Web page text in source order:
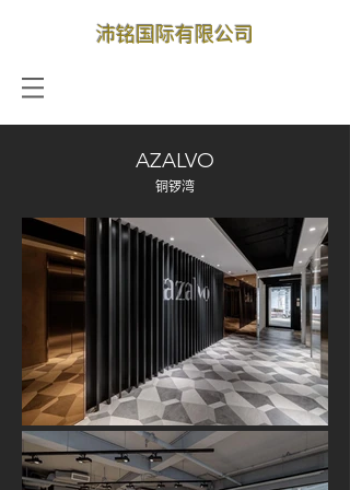
​沛铭国际有限公司
AZALVO
铜锣湾